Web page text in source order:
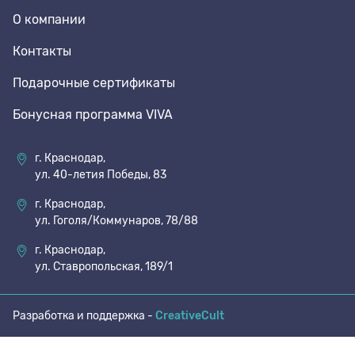
О компании
Контакты
Подарочные сертификаты
Бонусная программа VIVA
г. Краснодар,
ул. 40-летия Победы, 83
г. Краснодар,
ул. Гоголя/Коммунаров, 78/88
г. Краснодар,
ул. Ставропольская, 189/1
Разработка и поддержка - CreativeCult
8 den
Полустельки
Растяжитель и Очиститель
Рожки